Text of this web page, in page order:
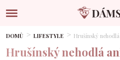
DOMŮ LIFESTYLE Hrušínský
Hrušínský nehodlá